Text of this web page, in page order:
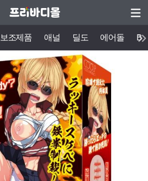
보조제품 애널 딜도 에어돌